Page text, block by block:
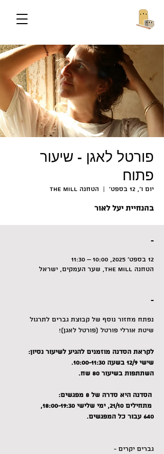
פורטל לאגן - שיעור
פתוח
יום ו׳, 12 בספט׳
  |
הטחנה The Mill
בהנחיית יעל לאור
-
12 בספט׳ 2025, 10:00 – 11:30
הטחנה The Mill, שער העמקים, ישראל
-
נפתח מחזור נוסף של קבוצת גברים לתרגול
שיטת אורלי פורטל (פורטל לאגן)!
לקראת הסדנה מוזמנים להגיע לשיעור נסיון:
שישי 12/9 בשעה 10:00-11:30.
השתתפות בשיעור 80 שח.
הסדנה היא סדרה של 8 מפגשים:
640 עבור כל המפגשים.
גברים יקרים -